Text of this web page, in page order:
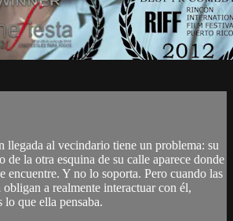
llegada al vecindario tiene un problema: su
de la otra esquina de su calle aparece donde
encuentre. Y no lo soporta. Pero cuando las
obligan a realmente interactuar con él,
lo que ella pensaba.